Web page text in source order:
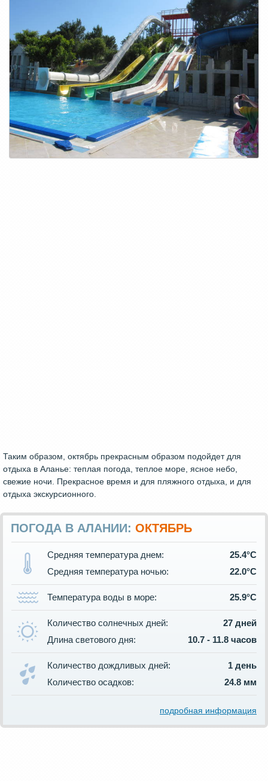
Таким образом, октябрь прекрасным образом подойдет для
отдыха в Аланье: теплая погода, теплое море, ясное небо,
свежие ночи. Прекрасное время и для пляжного отдыха, и для
отдыха экскурсионного.
ПОГОДА В АЛАНИИ: ОКТЯБРЬ
Средняя температура днем:
25.4°C
Средняя температура ночью:
22.0°C
Температура воды в море: 25.9°C
Количество солнечных дней:
27 дней
Длина светового дня:
10.7 - 11.8 часов
Количество дождливых дней:
1 день
Количество осадков:
24.8 мм
подробная информация